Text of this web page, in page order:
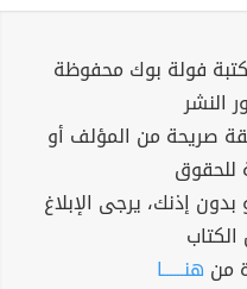
فولة بوك محفوظة
النشر
صريحة من المؤلف أو
للحقوق
إذنك، يرجى الإبلاغ
من هنــــــا